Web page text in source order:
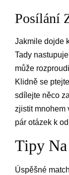
Posílání
Jakmile dojde
Tady
může
Klidně se
sdílejte něco
zjistit mnohem
pár otázek k
Tipy Na
Úspěšné